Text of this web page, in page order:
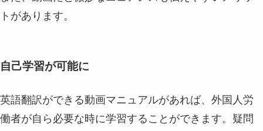
トがあります。
自己学習が可能に
英語翻訳ができる動画マニュアルがあれば、外国人労
働者が自ら必要な時に学習することができます。疑問